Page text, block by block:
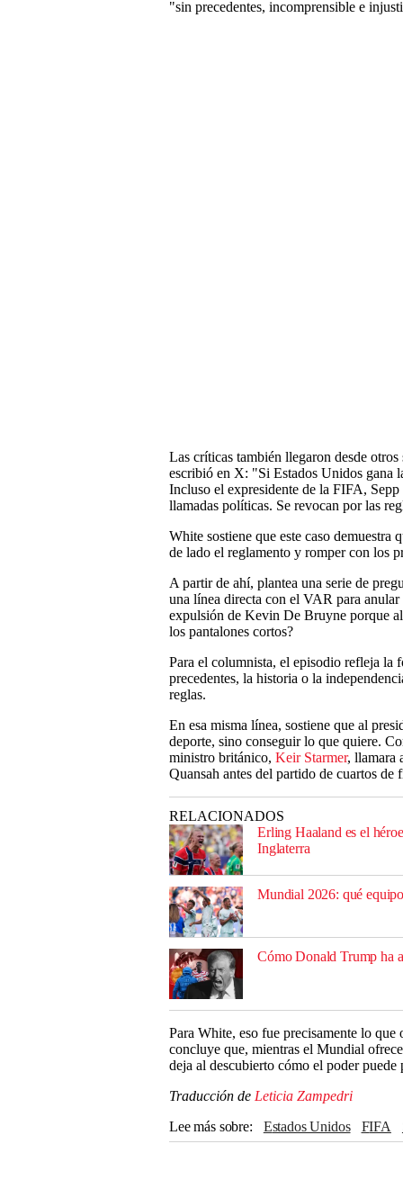
"sin precedentes, incomprensible e
Las críticas también llegaron desde
escribió en X: "Si Estados Unidos gana
Incluso el expresidente de la FIFA,
llamadas políticas. Se revocan por las
White sostiene que este caso demuestra
de lado el reglamento y romper con los
A partir de ahí, plantea una serie de
una línea directa con el VAR para
expulsión de Kevin De Bruyne porque
los pantalones cortos?
Para el columnista, el episodio refleja la
precedentes, la historia o la
reglas.
En esa misma línea, sostiene que al
deporte, sino conseguir lo que quiere.
ministro británico, Keir Starmer, llamara
Quansah antes del partido de cuartos
RELACIONADOS
Erling Haaland es el
Inglaterra
Mundial 2026: qué
Cómo Donald Trump ha
Para White, eso fue precisamente lo
concluye que, mientras el Mundial
deja al descubierto cómo el poder
Traducción de Leticia Zampedri
Lee más sobre
Estados Unidos FIFA
Marco Rubio
Keir Starmer